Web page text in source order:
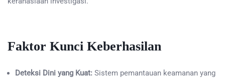
Faktor Kunci Keberhasilan
Deteksi Dini yang Kuat: Sistem pemantauan keamanan yang